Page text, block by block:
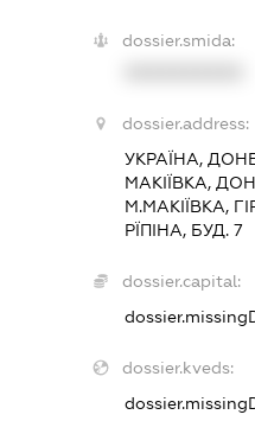
dossier.smida:
dossier.address:
УКРАЇНА,
МАКІЇВКА,
М.МАКІЇВКА,
РЇПІНА, БУД. 7
dossier.capital:
dossier.kveds: